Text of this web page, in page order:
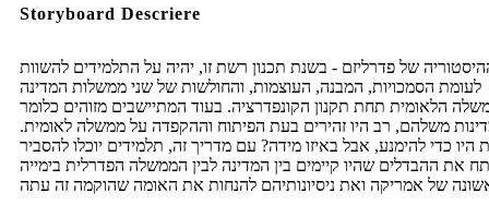
Storyboard Descriere
של פדרליזם - בשנת תכנון רשת זו, יהיה על התלמידים להשוות
לעומת הסמכויות, המבנה, העוצמות, והחולשות של שני ממשלות המדינה
הלאומית תחת תקנון הקונפדרציה. בעוד המתיישבים מזוהים כלומר
משלהם, רב היו זהירים בעת הפיתוח וההקפדה על ממשלה לאומית.
היו כדי להימנע, אבל באיזו מידה? עם מדריך זה, תלמידים יוכלו להסביר
את ההבדלים שהיו קיימים בין המדינה לבין הממשלה הפדרלית בימייה